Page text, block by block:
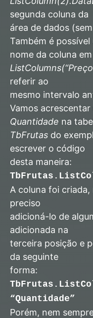
segunda coluna da
área de dados
Também é possível
nome da coluna em
referir ao
mesmo intervalo
Vamos
Quantidade na
TbFrutas do
escrever o código
desta maneira:
A coluna foi criada,
preciso
adicioná-lo de
adicionada na
terceira posição e
da seguinte
forma:
“Quantidade”
Porém, nem